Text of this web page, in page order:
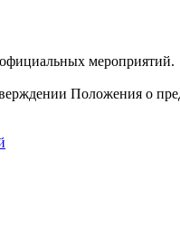
официальных мероприятий.
Положения о